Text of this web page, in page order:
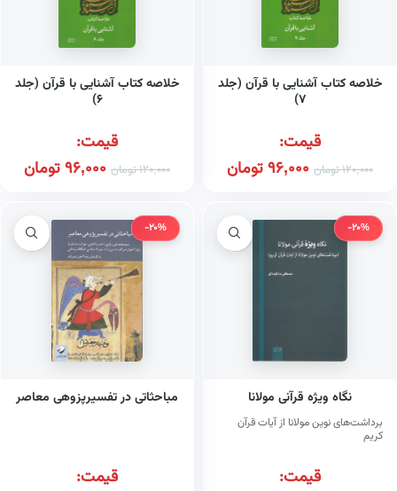
خلاصه کتاب آشنایی با قرآن (جلد
۷)
قیمت:
120,000تومان 96,000تومان
خلاصه کتاب آشنایی با قرآن (جلد
۶)
قیمت:
120,000تومان 96,000تومان
-20%
نگاه ویژه قرآنی مولانا
برداشت‌های نوین مولانا از آیات قرآن
کریم
قیمت:
-20%
مباحثاتی در تفسیرپزوهی معاصر
قیمت: